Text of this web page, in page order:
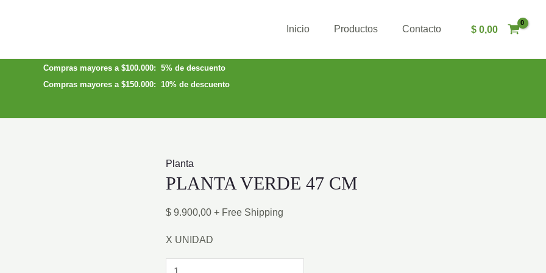
Inicio Productos Contacto $0,00
Compras mayores a $100.000: 5% de descuento
Compras mayores a $150.000: 10% de descuento
Planta
PLANTA VERDE 47 CM
$ 9.900,00 + Free Shipping
X UNIDAD
PLANTA